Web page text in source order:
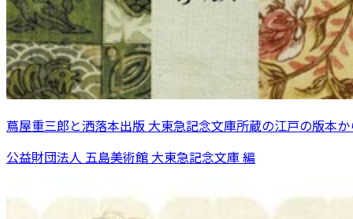
蔦屋重三郎と洒落本出版 大東急記念文庫所蔵の江戸の版本
公益財団法人 五島美術館 大東急記念文庫 編